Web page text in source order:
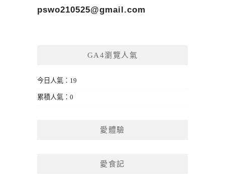
pswo210525@gmail.com
GA4瀏覽人氣
今日人氣：19
累積人氣：0
愛體驗
愛食記